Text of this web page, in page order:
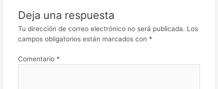
Deja una respuesta
Tu dirección de correo electrónico no será publicada. Los
campos obligatorios están marcados con *
Comentario *